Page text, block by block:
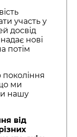
участь у
досвід
нові
потім
ми
нашу
від